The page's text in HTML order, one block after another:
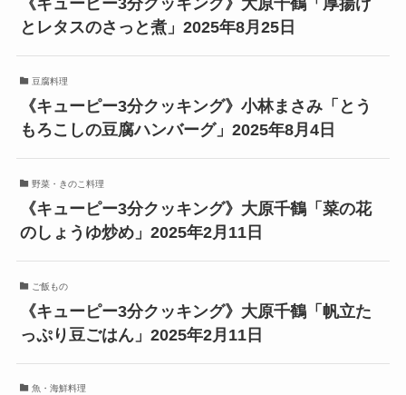
《キューピー3分クッキング》大原千鶴「厚揚げ
とレタスのさっと煮」2025年8月25日
豆腐料理
《キューピー3分クッキング》小林まさみ「とう
もろこしの豆腐ハンバーグ」2025年8月4日
野菜・きのこ料理
《キューピー3分クッキング》大原千鶴「菜の花
のしょうゆ炒め」2025年2月11日
ご飯もの
《キューピー3分クッキング》大原千鶴「帆立た
っぷり豆ごはん」2025年2月11日
魚・海鮮料理